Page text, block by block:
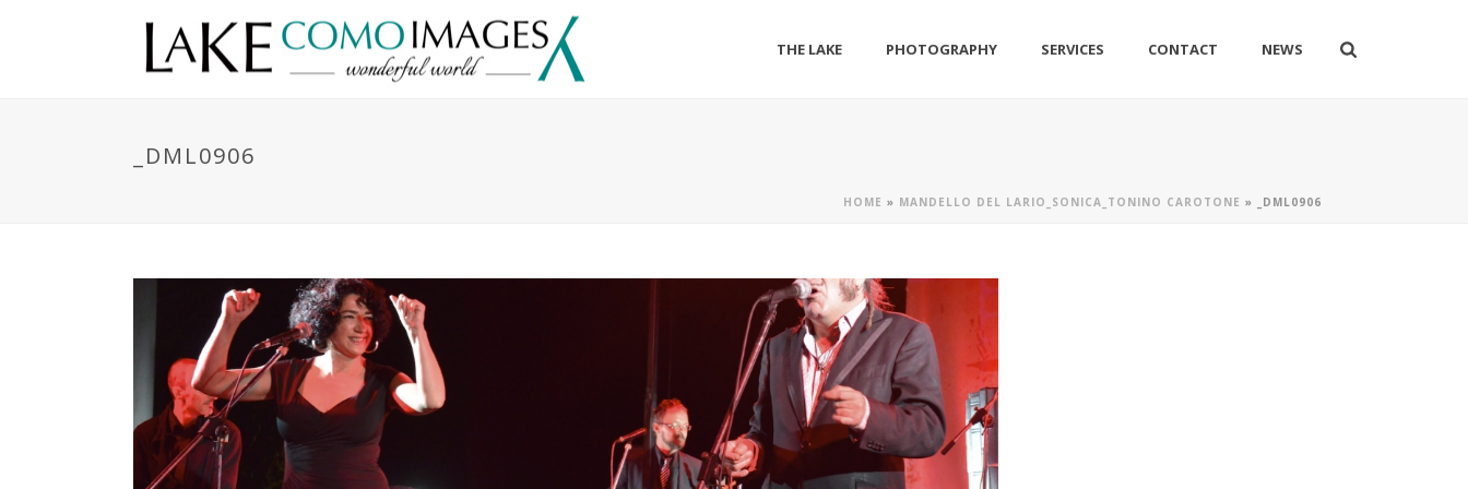
THE LAKE PHOTOGRAPHY SERVICES CONTACT NEWS
_DML0906
HOME » MANDELLO DEL LARIO_SONICA_TONINO CAROTONE » _DML0906